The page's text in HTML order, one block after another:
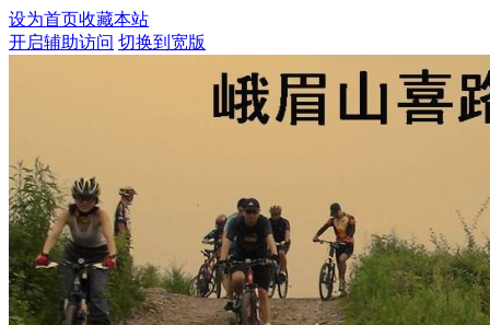
设为首页收藏本站
开启辅助访问 切换到宽版